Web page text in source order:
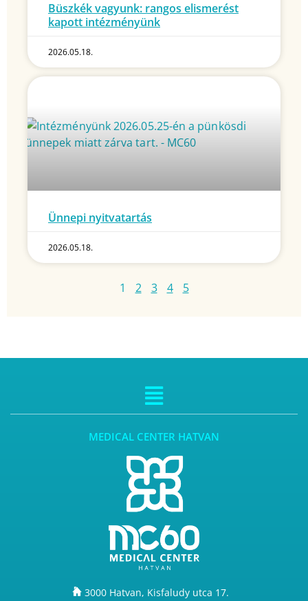
Büszkék vagyunk: rangos elismerést
kapott intézményünk
2026.05.18.
Ünnepi nyitvatartás
2026.05.18.
1 2 3 4 5
MEDICAL CENTER HATVAN
3000 Hatvan, Kisfaludy utca 17.